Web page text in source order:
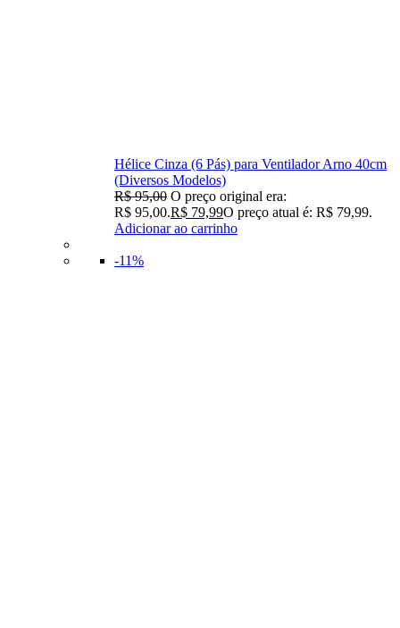
Hélice Cinza (6 Pás) para Ventilador Arno 40cm
(Diversos Modelos)
R$95,00 O preço original era:
R$ 95,00.R$ 79,99O preço atual é: R$ 79,99.
Adicionar ao carrinho
-11%